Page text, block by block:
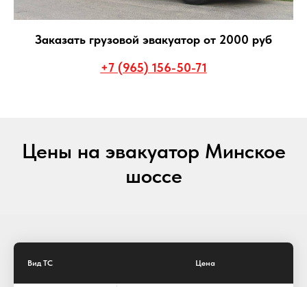
Заказать грузовой эвакуатор от 2000 руб
+7 (965) 156-50-71
Цены на эвакуатор Минское
шоссе
Вид ТС Цена